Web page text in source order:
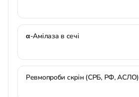
α-Амілаза в сечі
Ревмопроби скрін (СРБ, РФ, АСЛО)